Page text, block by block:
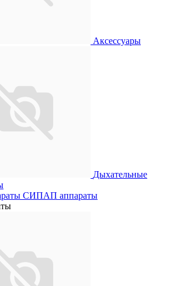
Аксессуары
Дыхательные
СИПАП аппараты